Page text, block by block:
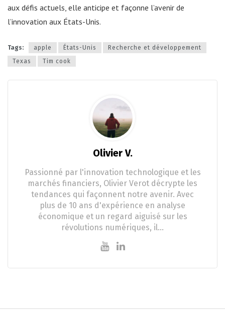
aux défis actuels, elle anticipe et façonne l’avenir de
l’innovation aux États-Unis.
Tags: apple États-Unis
Recherche et développement
Texas
Tim cook
Olivier V.
Passionné par l'innovation technologique et les
marchés financiers, Olivier Verot décrypte les
tendances qui façonnent notre avenir. Avec
plus de 10 ans d'expérience en analyse
économique et un regard aiguisé sur les
révolutions numériques, il…